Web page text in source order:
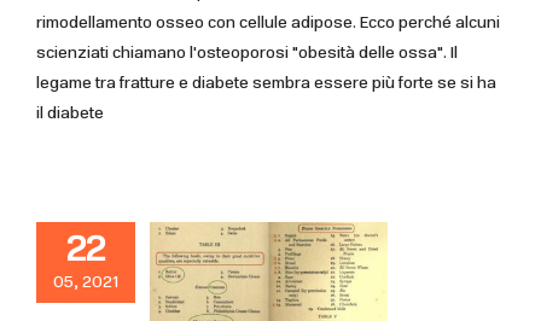
rimodellamento osseo con cellule adipose. Ecco perché alcuni
scienziati chiamano l'osteoporosi "obesità delle ossa". Il
legame tra fratture e diabete sembra essere più forte se si ha
il diabete
22
05, 2021